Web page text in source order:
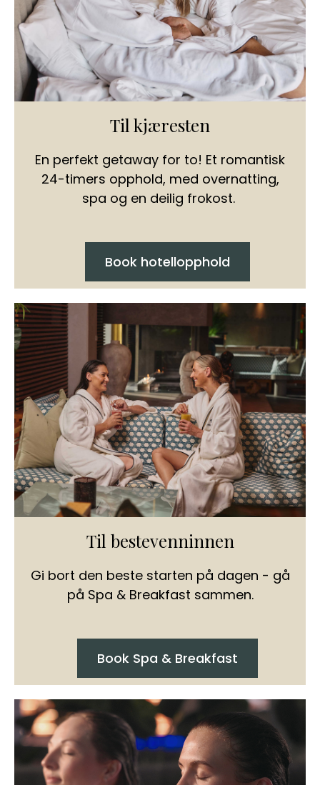
Til kjæresten
En perfekt getaway for to! Et romantisk
24-timers opphold, med overnatting,
spa og en deilig frokost.
Book hotellopphold
Til bestevenninnen
Gi bort den beste starten på dagen - gå
på Spa & Breakfast sammen.
Book Spa & Breakfast